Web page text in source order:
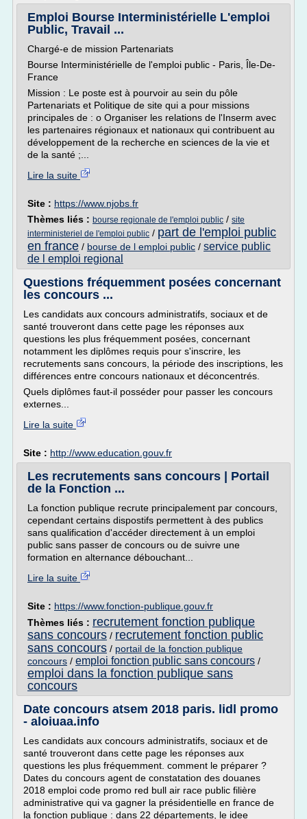
Emploi Bourse Interministérielle L'emploi
Public, Travail ...
Chargé-e de mission Partenariats
Bourse Interministérielle de l'emploi public - Paris, Île-De-
France
Mission : Le poste est à pourvoir au sein du pôle
Partenariats et Politique de site qui a pour missions
principales de : o Organiser les relations de l'Inserm avec
les partenaires régionaux et nationaux qui contribuent au
développement de la recherche en sciences de la vie et
de la santé ;...
Lire la suite
Site : https://www.njobs.fr
Thèmes liés : bourse regionale de l'emploi public / site
interministeriel de l'emploi public / part de l'emploi public
en france / bourse de l emploi public / service public
de l emploi regional
Questions fréquemment posées concernant
les concours ...
Les candidats aux concours administratifs, sociaux et de
santé trouveront dans cette page les réponses aux
questions les plus fréquemment posées, concernant
notamment les diplômes requis pour s'inscrire, les
recrutements sans concours, la période des inscriptions, les
différences entre concours nationaux et déconcentrés.
Quels diplômes faut-il posséder pour passer les concours
externes...
Lire la suite
Site : http://www.education.gouv.fr
Les recrutements sans concours | Portail
de la Fonction ...
La fonction publique recrute principalement par concours,
cependant certains dispostifs permettent à des publics
sans qualification d'accéder directement à un emploi
public sans passer de concours ou de suivre une
formation en alternance débouchant...
Lire la suite
Site : https://www.fonction-publique.gouv.fr
Thèmes liés : recrutement fonction publique
sans concours / recrutement fonction public
sans concours / portail de la fonction publique
concours / emploi fonction public sans concours /
emploi dans la fonction publique sans
concours
Date concours atsem 2018 paris. lidl promo
- aloiuaa.info
Les candidats aux concours administratifs, sociaux et de
santé trouveront dans cette page les réponses aux
questions les plus fréquemment. comment le préparer ?
Dates du concours agent de constatation des douanes
2018 emploi code promo red bull air race public filière
administrative qui va gagner la présidentielle en france de
la fonction publique : dans 22 départements, le idee